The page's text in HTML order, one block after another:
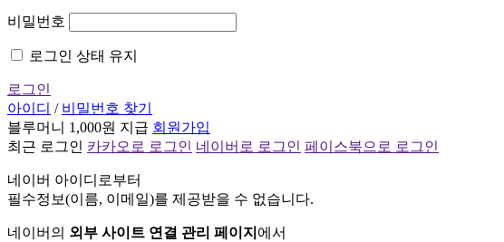
비밀번호
로그인 상태 유지
로그인
아이디 / 비밀번호 찾기
블루머니 1,000원 지급 회원가입
최근 로그인 카카오로 로그인 네이버로 로그인 페이스북으로 로그인
네이버 아이디로부터
필수정보(이름, 이메일)를 제공받을 수 없습니다.
네이버의 외부 사이트 연결 관리 페이지 에서